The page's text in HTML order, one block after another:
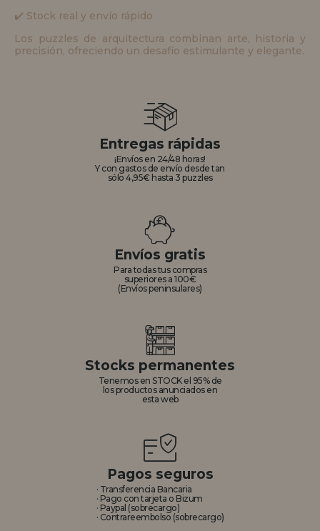
✔️ Stock real y envío rápido
Los puzzles de arquitectura combinan arte, historia y
precisión, ofreciendo un desafío estimulante y elegante.
Entregas rápidas
¡Envíos en 24/48 horas!
Y con gastos de envío desde tan
sólo 4,95€ hasta 3 puzzles
Envíos gratis
Para todas tus compras
superiores a 100€
(Envíos peninsulares)
Stocks permanentes
Tenemos en STOCK el 95% de
los productos anunciados en
esta web
Pagos seguros
· Transferencia Bancaria
· Pago con tarjeta o Bizum
· Paypal (sobrecargo)
· Contrareembolso (sobrecargo)